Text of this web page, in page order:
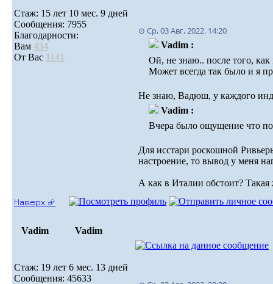
Стаж: 15 лет 10 мес. 9 дней
Сообщения: 7955
Благодарности:
Вам 434
От Вас 1141
⊙ Ср, 03 Авг, 2022. 14:20
Vadim :
Ой, не знаю.. после того,
Может всегда так было и я
Не знаю, Вадюш, у каждого
Vadim :
Вчера было ощущение что
Для исстари роскошной
настроение, то вывод у меня
А как в Италии обстоит?
Наверх ⮵
Vadim Vadim
Стаж: 19 лет 6 мес. 13 дней
Сообщения: 45633